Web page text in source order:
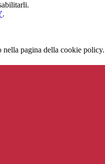
.
nella pagina della cookie policy.